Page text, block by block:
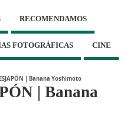
RECOMENDAMOS
FOTOGRÁFICAS CINE
| Banana Yoshimoto
| Banana